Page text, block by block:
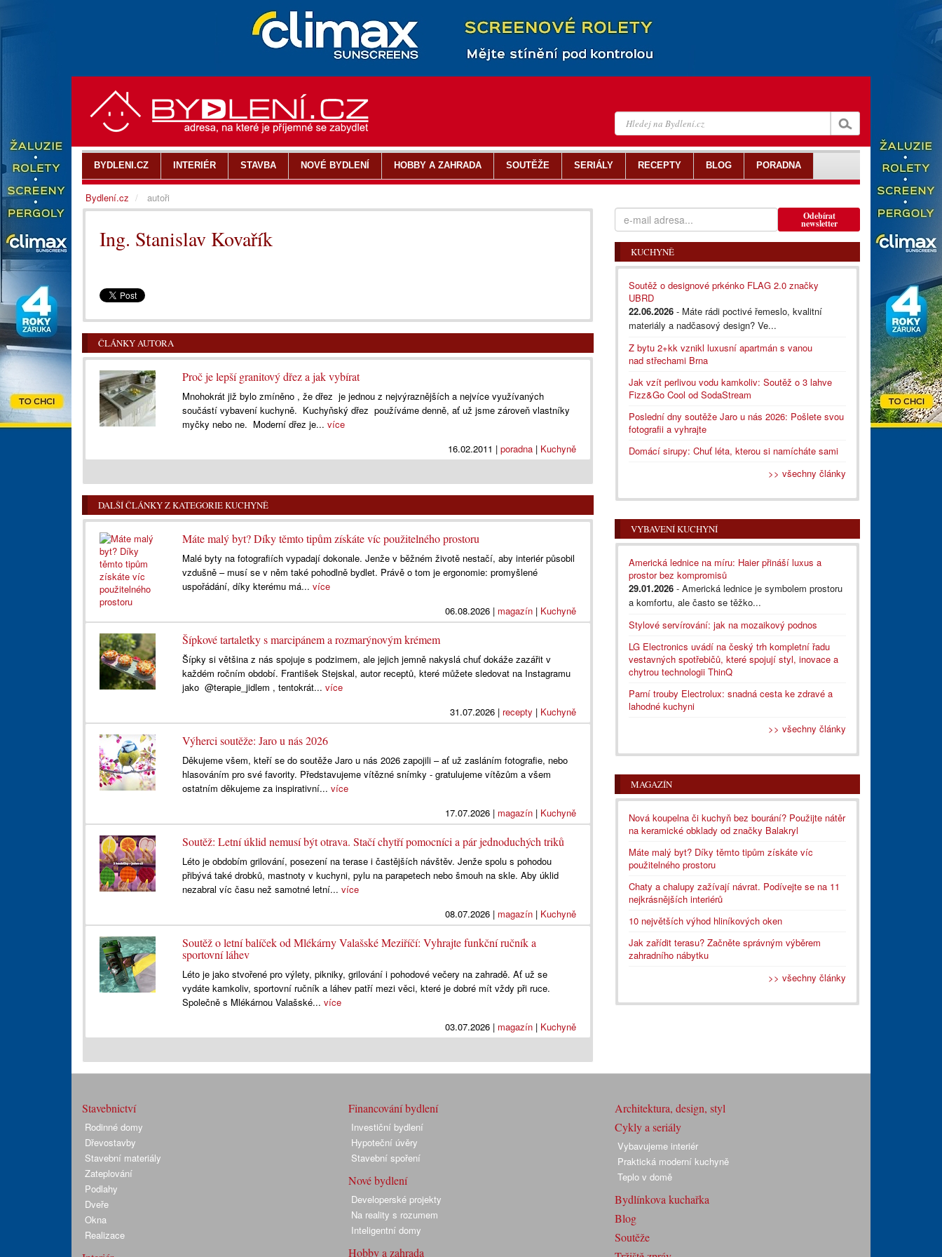
Ing. Stanislav Kovařík
ČLÁNKY AUTORA
Proč je lepší granitový dřez a jak vybírat
Mnohokrát již bylo zmíněno , že dřez je jednou z nejvýraznějších a nejvíce využívaných
součástí vybavení kuchyně. Kuchyňský dřez používáme denně, ať už jsme zároveň vlastníky
myčky nebo ne. Moderní dřez je...více
16.02.2011 | poradna| Kuchyně
DALŠÍ ČLÁNKY Z KATEGORIE KUCHYNĚ
Máte malý byt? Díky těmto tipům získáte víc použitelného prostoru
Malé byty na fotografiích vypadají dokonale. Jenže v běžném životě nestačí, aby interiér působil
vzdušně – musí se v něm také pohodlně bydlet. Právě o tom je ergonomie: promyšlené
uspořádání, díky kterému má...více
06.08.2026| magazín| Kuchyně
Šípkové tartaletky s marcipánem a rozmarýnovým krémem
Šípky si většina z nás spojuje s podzimem, ale jejich jemně nakyslá chuť dokáže zazářit v
každém ročním období. František Stejskal, autor receptů, které můžete sledovat na Instagramu
jako @terapie_jidlem , tentokrát...více
31.07.2026| recepty | Kuchyně
Výherci soutěže: Jaro u nás 2026
Děkujeme všem, kteří se do soutěže Jaro u nás 2026 zapojili – ať už zasláním fotografie, nebo
hlasováním pro své favority. Představujeme vítězné snímky - gratulujeme vítězům a všem
ostatním děkujeme za inspirativní...více
17.07.2026| magazín| Kuchyně
Soutěž: Letní úklid nemusí být otrava. Stačí chytří pomocníci a pár jednoduchých triků
Léto je obdobím grilování, posezení na terase i častějších návštěv. Jenže spolu s pohodou
přibývá také drobků, mastnoty v kuchyni, pylu na parapetech nebo šmouh na skle. Aby úklid
nezabral víc času než samotné letní...více
08.07.2026| magazín| Kuchyně
Soutěž o letní balíček od Mlékárny Valašské Meziříčí: Vyhrajte funkční ručník a
sportovní láhev
Léto je jako stvořené pro výlety, pikniky, grilování i pohodové večery na zahradě. Ať už se
vydáte kamkoliv, sportovní ručník a láhev patří mezi věci, které je dobré mít vždy při ruce.
Společně s Mlékárnou Valašské...více
03.07.2026| magazín| Kuchyně
Odebírat
newsletter
KUCHYNĚ
Soutěž o designové prkénko FLAG 2.0 značky
UBRD
22.06.2026 - Máte rádi poctivé řemeslo, kvalitní
materiály a nadčasový design? Ve...
Z bytu 2+kk vznikl luxusní apartmán s vanou
nad střechami Brna
Jak vzít perlivou vodu kamkoliv: Soutěž o 3 lahve
Fizz&Go Cool od SodaStream
Poslední dny soutěže Jaro u nás 2026: Pošlete svou
fotografii a vyhrajte
Domácí sirupy: Chuť léta, kterou si namícháte sami
>> všechny články
VYBAVENÍ KUCHYNÍ
Americká lednice na míru: Haier přináší luxus a
prostor bez kompromisů
29.01.2026 - Americká lednice je symbolem prostoru
a komfortu, ale často se těžko...
Stylové servírování: jak na mozaikový podnos
LG Electronics uvádí na český trh kompletní řadu
vestavných spotřebičů, které spojují styl, inovace a
chytrou technologii ThinQ
Parní trouby Electrolux: snadná cesta ke zdravé a
lahodné kuchyni
>> všechny články
MAGAZÍN
Nová koupelna či kuchyň bez bourání? Použijte nátěr
na keramické obklady od značky Balakryl
Máte malý byt? Díky těmto tipům získáte víc
použitelného prostoru
Chaty a chalupy zažívají návrat. Podívejte se na 11
nejkrásnějších interiérů
10 největších výhod hliníkových oken
Jak zařídit terasu? Začněte správným výběrem
zahradního nábytku
>> všechny články
BYDLENI.CZ INTERIÉR STAVBA NOVÉ BYDLENÍ HOBBY A ZAHRADA SOUTĚŽE SERIÁLY RECEPTY BLOG PORADNA
Bydlení.cz autoři
Stavebnictví
Rodinné domy
Dřevostavby
Stavební materiály
Zateplování
Podlahy
Dveře
Okna
Realizace
Financování bydlení
Investiční bydlení
Hypoteční úvěry
Stavební spoření
Nové bydlení
Developerské projekty
Na reality s rozumem
Inteligentní domy
Hobby a zahrada
Architektura, design, styl
Cykly a seriály
Vybavujeme interiér
Praktická moderní kuchyně
Teplo v domě
Bydlínkova kuchařka
Blog
Soutěže